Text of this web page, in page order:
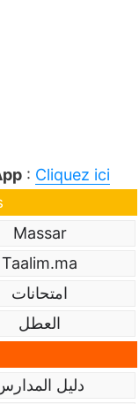
: Cliquez ici
Massar
Taalim.ma
امتحانات
العطل
دليل